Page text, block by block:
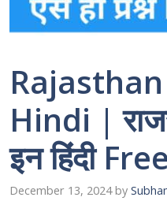
Hindi |
इन हिंदी
December 13, 2024 by